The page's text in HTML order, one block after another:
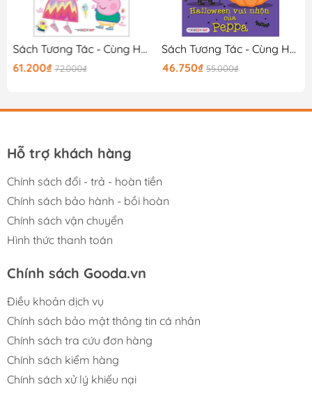
Sách Tương Tác - Cùng Học Cùng Chơi Với Peppa Pig - Cuộc Sống Hạnh Phúc Của Peppa Và George
61.200₫ 72.000₫
Sách Tương Tác - Cùng Học Cùng Chơi Với Peppa Pig - Halloween Vui Nhộn Của Peppa
46.750₫ 55.000₫
Hỗ trợ khách hàng
Chính sách đổi - trả - hoàn tiền
Chính sách bảo hành - bồi hoàn
Chính sách vận chuyển
Hình thức thanh toán
Chính sách Gooda.vn
Điều khoản dịch vụ
Chính sách bảo mật thông tin cá nhân
Chính sách tra cứu đơn hàng
Chính sách kiểm hàng
Chính sách xử lý khiếu nại